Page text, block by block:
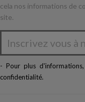
cela nos informations de
site.
- Pour plus
confidentialité.